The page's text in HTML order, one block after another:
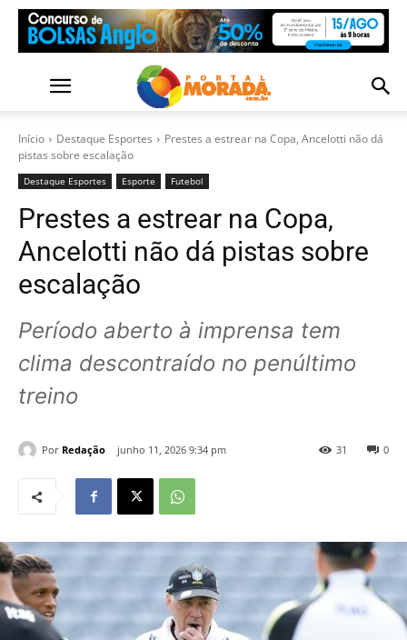
Início Destaque Esportes
Prestes a estrear na Copa, Ancelotti não dá
pistas sobre escalação
Destaque Esportes Esporte Futebol
Prestes a estrear na Copa,
Ancelotti não dá pistas sobre
escalação
Período aberto à imprensa tem
clima descontraído no penúltimo
treino
Por Redação junho 11, 2026 9:34 pm 0
31